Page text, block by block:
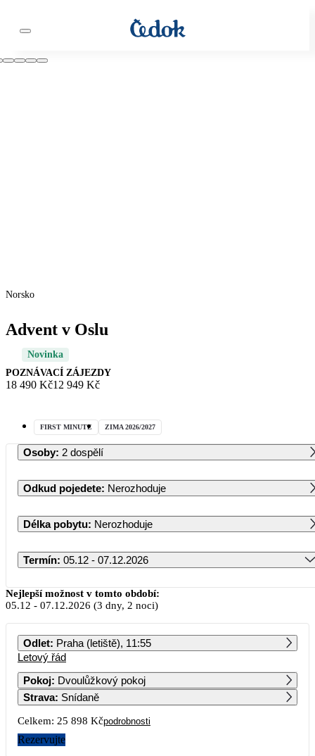
Norsko
Advent v Oslu
Novinka
POZNÁVACÍ ZÁJEZDY
18 490 Kč12 949 Kč
FIRST MINUTE ZIMA 2026/2027
Osoby: 2 dospělí
Odkud pojedete: Nerozhoduje
Délka pobytu: Nerozhoduje
Termín: 05.12 - 07.12.2026
Prosinec 2026
PO ÚT ST ČT PÁ SO NE
12 949
7
Nejlepší možnost v tomto období:
05.12 - 07.12.2026 (3 dny, 2 noci)
Odlet: Praha (letiště), 11:55
Letový řád
Pokoj: Dvoulůžkový pokoj
Strava: Snídaně
Celkem: 25 898 Kčpodrobnosti
Rezervujte